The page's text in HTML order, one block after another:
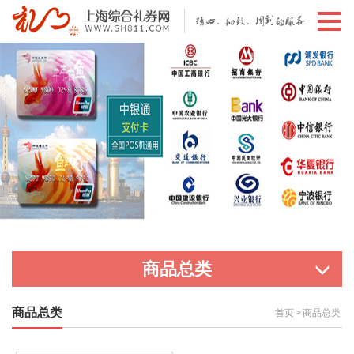
切
导
商品总类
商品总类 首页>商品总类